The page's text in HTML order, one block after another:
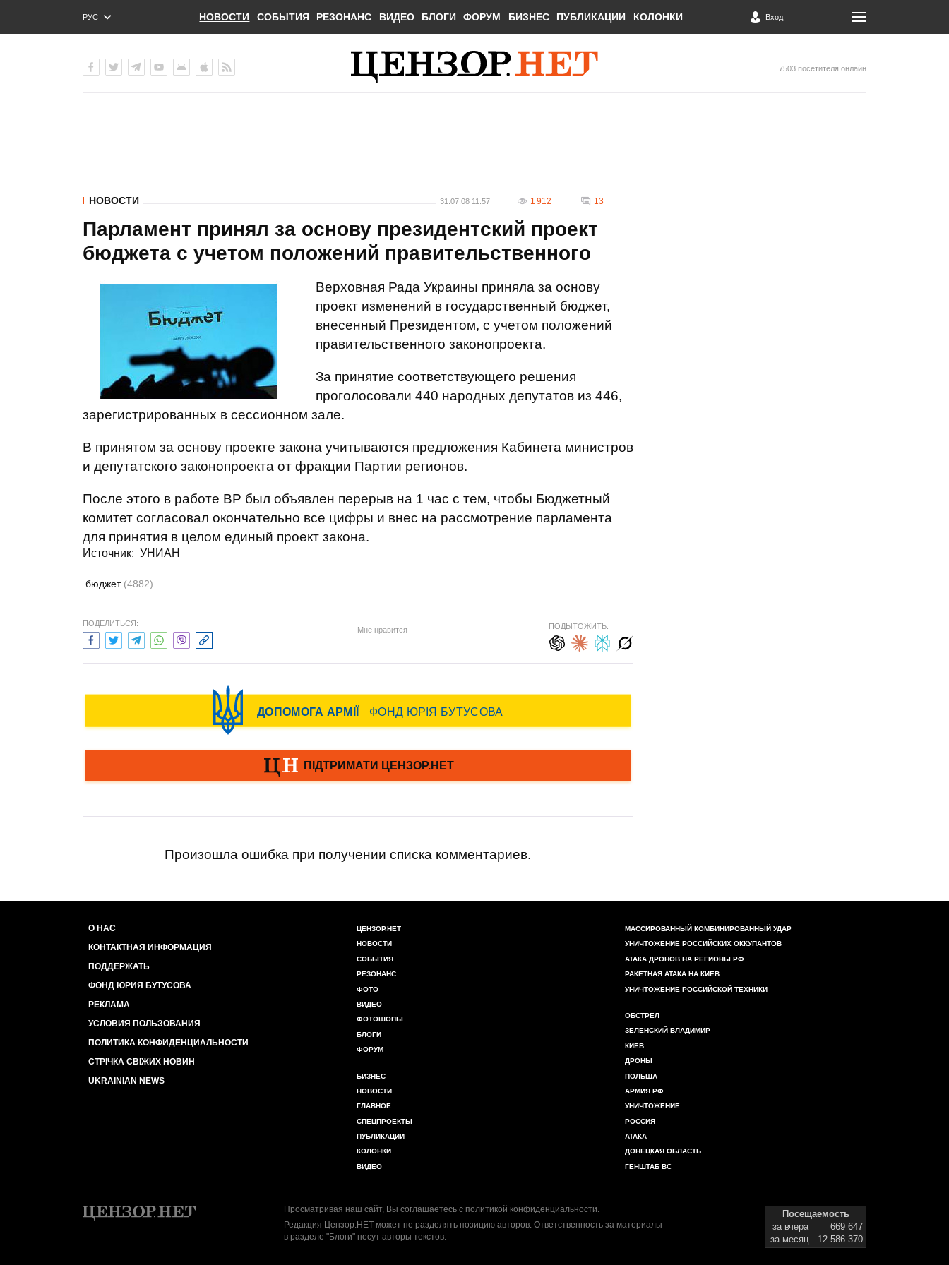
РУС
ENG
НОВОСТИ СОБЫТИЯ РЕЗОНАНС ВИДЕО БЛОГИ ФОРУМ БИЗНЕС ПУБЛИКАЦИИ КОЛОНКИ Вход
7503 посетителя онлайн
НОВОСТИ 31.07.08 11:57 1 912 13
Парламент принял за основу президентский проект
бюджета с учетом положений правительственного
Верховная Рада Украины приняла за основу
проект изменений в государственный бюджет,
внесенный Президентом, с учетом положений
правительственного законопроекта.
За принятие соответствующего решения
проголосовали 440 народных депутатов из 446,
зарегистрированных в сессионном зале.
В принятом за основу проекте закона учитываются предложения Кабинета министров
и депутатского законопроекта от фракции Партии регионов.
После этого в работе ВР был объявлен перерыв на 1 час с тем, чтобы Бюджетный
комитет согласовал окончательно все цифры и внес на рассмотрение парламента
для принятия в целом единый проект закона.
Источник: УНИАН
бюджет (4882)
ПОДЕЛИТЬСЯ:
Мне нравится ПОДЫТОЖИТЬ:
Произошла ошибка при получении списка комментариев.
О НАС
КОНТАКТНАЯ ИНФОРМАЦИЯ
ПОДДЕРЖАТЬ
ФОНД ЮРИЯ БУТУСОВА
РЕКЛАМА
УСЛОВИЯ ПОЛЬЗОВАНИЯ
ПОЛИТИКА КОНФИДЕНЦИАЛЬНОСТИ
СТРІЧКА СВІЖИХ НОВИН
UKRAINIAN NEWS
ЦЕНЗОР.НЕТ
НОВОСТИ
СОБЫТИЯ
РЕЗОНАНС
ФОТО
ВИДЕО
ФОТОШОПЫ
БЛОГИ
ФОРУМ
БИЗНЕС
НОВОСТИ
ГЛАВНОЕ
СПЕЦПРОЕКТЫ
ПУБЛИКАЦИИ
КОЛОНКИ
ВИДЕО
МАССИРОВАННЫЙ КОМБИНИРОВАННЫЙ УДАР
УНИЧТОЖЕНИЕ РОССИЙСКИХ ОККУПАНТОВ
АТАКА ДРОНОВ НА РЕГИОНЫ РФ
РАКЕТНАЯ АТАКА НА КИЕВ
УНИЧТОЖЕНИЕ РОССИЙСКОЙ ТЕХНИКИ
ОБСТРЕЛ
ЗЕЛЕНСКИЙ ВЛАДИМИР
КИЕВ
ДРОНЫ
ПОЛЬША
АРМИЯ РФ
УНИЧТОЖЕНИЕ
РОССИЯ
АТАКА
ДОНЕЦКАЯ ОБЛАСТЬ
ГЕНШТАБ ВС
Просматривая наш сайт, Вы соглашаетесь с политикой конфиденциальности.
Редакция Цензор.НЕТ может не разделять позицию авторов. Ответственность за материалы
в разделе "Блоги" несут авторы текстов.
Посещаемость
за вчера
669 647
за месяц
12 586 370